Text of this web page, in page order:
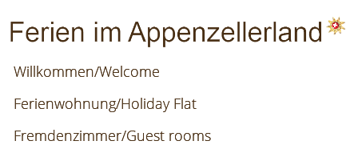
Willkommen/Welcome
Ferienwohnung/Holiday Flat
Fremdenzimmer/Guest rooms